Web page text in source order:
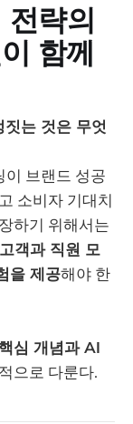
전략의
함께
는 것은 무엇
이 브랜드 성공
소비자 기대치
하기 위해서는
객과 직원 모
을 제공해야 한
심 개념과 AI
으로 다룬다.